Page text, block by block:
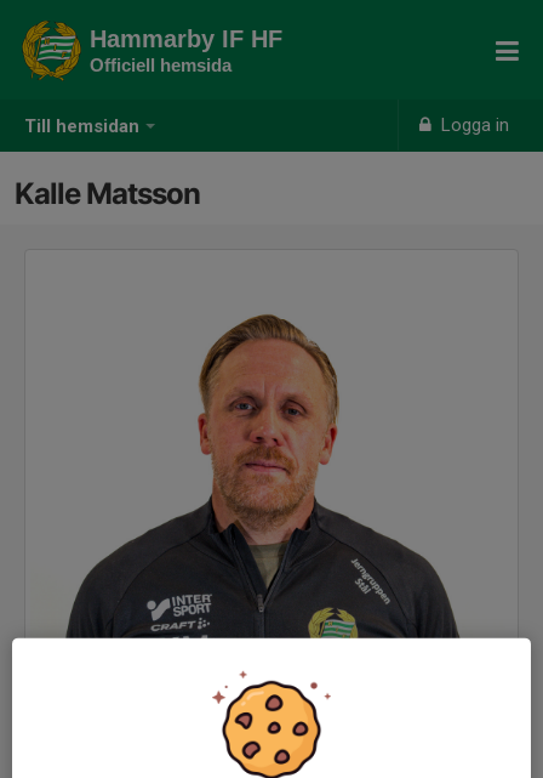
Till hemsidan Logga in
Hammarby IF HF
Officiell hemsida
Kalle Matsson